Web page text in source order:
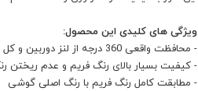
ویژگی های کلیدی این محصول:
- محافظت واقعی 360 درجه از لنز دوربین و کل گوشی
- کیفیت بسیار بالای رنگ فریم و عدم ریختن رنگ بعد از 50 هزار تست با ماشین
- مطابقت کامل رنگ فریم با رنگ اصلی گوشی